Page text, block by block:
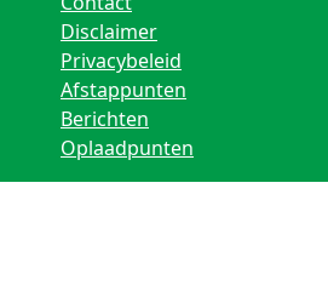
Disclaimer
Privacybeleid
Afstappunten
Berichten
Oplaadpunten